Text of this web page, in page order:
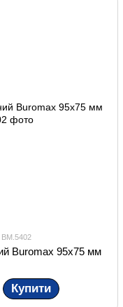
BM.5402
Buromax 95х75 мм
Купити